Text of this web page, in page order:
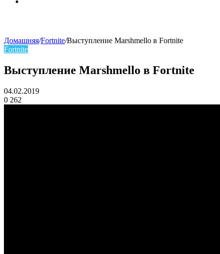
skin
Домашняя/Fortnite/Выступление Marshmello в Fortnite
Fortnite
Выступление Marshmello в Fortnite
04.02.2019
0 262